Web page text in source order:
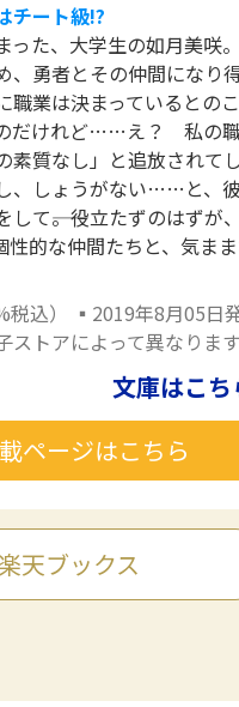
チート級!?
った、大学生の如月美咲
、勇者とその仲間になり
業は決まっているとの
だけれど……え？ 私の職
質なし」と追放されて
、しょうがない……と、
て――。役立たずのはずが
的な仲間たちと、気ま
込） ▪2019年8月05日
ストアによって異なります
文庫はこち
ページはこちら
天ブックス